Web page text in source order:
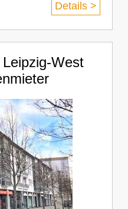
Details >
West